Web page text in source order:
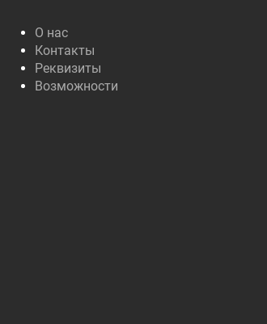
О нас
Контакты
Реквизиты
Возможности